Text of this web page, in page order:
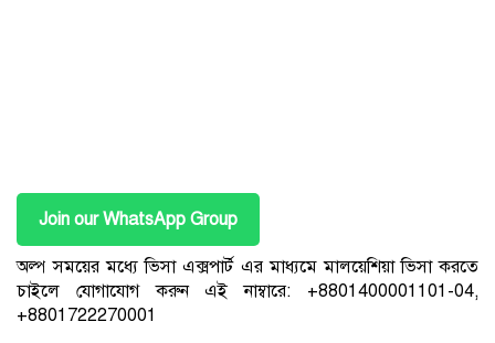
Join our WhatsApp Group
অল্প সময়ের মধ্যে ভিসা এক্সপার্ট এর মাধ্যমে মালয়েশিয়া ভিসা করতে
চাইলে যোগাযোগ করুন এই নাম্বারে: +8801400001101-04,
+8801722270001